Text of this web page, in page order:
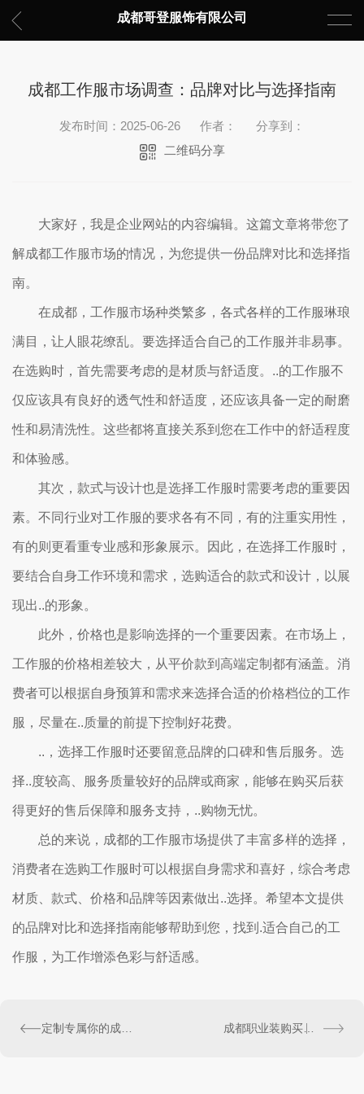
成都哥登服饰有限公司
成都工作服市场调查：品牌对比与选择指南
发布时间：2025-06-26 作者：
分享到：
二维码分享
大家好，我是企业网站的内容编辑。这篇文章将带您了
解成都工作服市场的情况，为您提供一份品牌对比和选择指
南。
在成都，工作服市场种类繁多，各式各样的工作服琳琅
满目，让人眼花缭乱。要选择适合自己的工作服并非易事。
在选购时，首先需要考虑的是材质与舒适度。..的工作服不
仅应该具有良好的透气性和舒适度，还应该具备一定的耐磨
性和易清洗性。这些都将直接关系到您在工作中的舒适程度
和体验感。
其次，款式与设计也是选择工作服时需要考虑的重要因
素。不同行业对工作服的要求各有不同，有的注重实用性，
有的则更看重专业感和形象展示。因此，在选择工作服时，
要结合自身工作环境和需求，选购适合的款式和设计，以展
现出..的形象。
此外，价格也是影响选择的一个重要因素。在市场上，
工作服的价格相差较大，从平价款到高端定制都有涵盖。消
费者可以根据自身预算和需求来选择合适的价格档位的工作
服，尽量在..质量的前提下控制好花费。
..，选择工作服时还要留意品牌的口碑和售后服务。选
择..度较高、服务质量较好的品牌或商家，能够在购买后获
得更好的售后保障和服务支持，..购物无忧。
总的来说，成都的工作服市场提供了丰富多样的选择，
消费者在选购工作服时可以根据自身需求和喜好，综合考虑
材质、款式、价格和品牌等因素做出..选择。希望本文提供
的品牌对比和选择指南能够帮助到您，找到.适合自己的工
作服，为工作增添色彩与舒适感。